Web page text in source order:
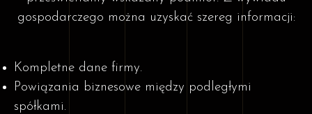
gospodarczego można uzyskać szereg informacji:
Kompletne dane firmy.
Powiązania biznesowe między podległymi
spółkami.